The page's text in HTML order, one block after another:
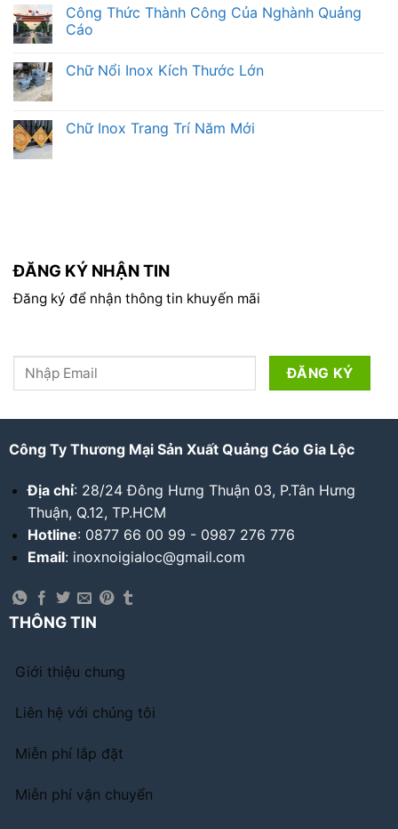
Công Thức Thành Công Của Nghành Quảng
Cáo
Chữ Nổi Inox Kích Thước Lớn
Chữ Inox Trang Trí Năm Mới
ĐĂNG KÝ NHẬN TIN
Đăng ký để nhận thông tin khuyến mãi
Công Ty Thương Mại Sản Xuất Quảng Cáo Gia Lộc
Địa chỉ: 28/24 Đông Hưng Thuận 03, P.Tân Hưng
Thuận, Q.12, TP.HCM
Hotline: 0877 66 00 99 - 0987 276 776
Email: inoxnoigialoc@gmail.com
THÔNG TIN
Giới thiệu chung
Liên hệ với chúng tôi
Miễn phí lắp đặt
Miễn phí vận chuyển